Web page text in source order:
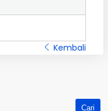
Kembali